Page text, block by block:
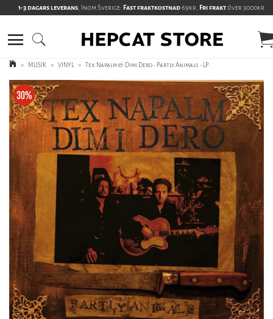
1-3 dagars leverans, Inom Sverige: Fast fraktkostnad69kr, Fri fraktöver 3000kr
> MUSIK > VINYL > Tex Napalm & Dimi Dero - Partly Animals - LP